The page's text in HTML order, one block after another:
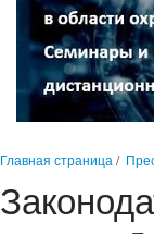
Главная страница /